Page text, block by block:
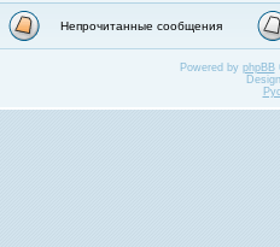
Непрочитанные сообщения
Powered by phpBB